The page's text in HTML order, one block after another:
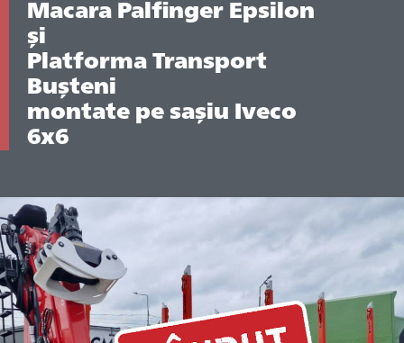
Macara Palfinger Epsilon
și
Platforma Transport
Bușteni
montate pe sașiu Iveco
6x6